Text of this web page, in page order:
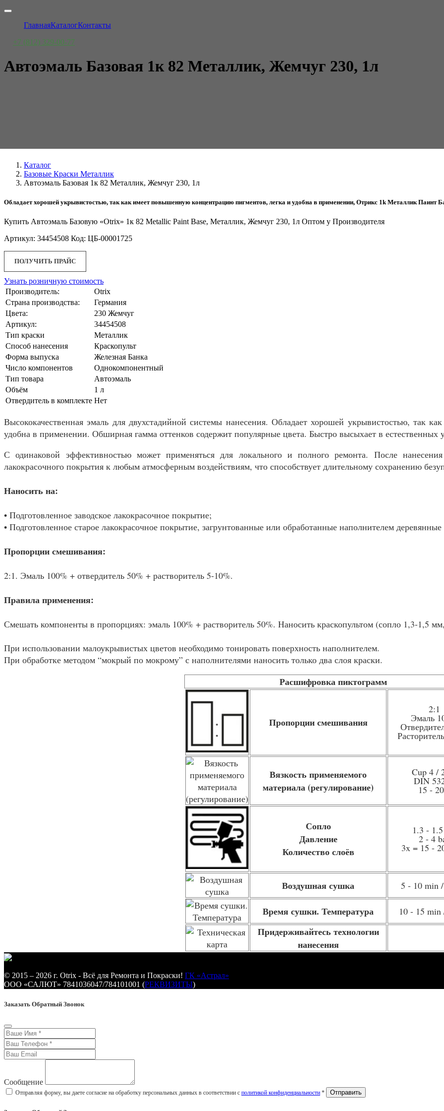
ГлавнаяКаталогКонтакты
+7 (812) 329-00-77
Автоэмаль Базовая 1к 82 Металлик, Жемчуг 230, 1л
Каталог
Базовые Краски Металлик
Автоэмаль Базовая 1к 82 Металлик, Жемчуг 230, 1л
Обладает хорошей укрывистостью, так как имеет повышенную концентрацию пигментов, легка и удобна в применении, Отрикс 1k Металлик Паинт
Купить Автоэмаль Базовую «Otrix» 1к 82 Metallic Paint Base, Металлик, Жемчуг 230, 1л Оптом у Производителя
Артикул: 34454508 Код: ЦБ-00001725
ПОЛУЧИТЬ ПРАЙС
Узнать розничную стоимость
Производитель:
Otrix
Страна производства:
Германия
Цвета:
230 Жемчуг
Артикул:
34454508
Тип краски
Металлик
Способ нанесения
Краскопульт
Форма выпуска
Железная Банка
Число компонентов
Однокомпонентный
Тип товара
Автоэмаль
Объём
1 л
Отвердитель в комплекте Нет
Высококачественная эмаль для двухстадийной системы нанесения. Обладает хорошей укрывистостью, так
удобна в применении. Обширная гамма оттенков содержит популярные цвета. Быстро высыхает в естественных
С одинаковой эффективностью может применяться для локального и полного ремонта. После нанесения
лакокрасочного покрытия к любым атмосферным воздействиям, что способствует длительному сохранению
Наносить на:
• Подготовленное заводское лакокрасочное покрытие;
• Подготовленное старое лакокрасочное покрытие, загрунтованные или обработанные наполнителем
Пропорции смешивания:
2:1. Эмаль 100% + отвердитель 50% + растворитель 5-10%.
Правила применения:
Смешать компоненты в пропорциях: эмаль 100% + растворитель 50%. Наносить краскопультом (сопло 1,3-1,5
При использовании малоукрывистых цветов необходимо тонировать поверхность наполнителем.
При обработке методом “мокрый по мокрому” с наполнителями наносить только два слоя краски.
Расшифровка пиктограмм
Пропорции смешивания
2:1
Эмаль
Вязкость применяемого
материала (регулирование)
Cup 4 /
DIN
15 -
Сопло
Давление
Количество слоёв
1.3 -
2 - 4
3x = 15 -
Воздушная сушка 5 - 10 min
Время сушки. Температура 10 - 15 min
Придерживайтесь технологии
нанесения
© 2015 – 2026 г. Otrix - Всё для Ремонта и Покраски! ГК «Астрал»
ООО «САЛЮТ» 7841036047/784101001 (РЕКВИЗИТЫ)
Заказать Обратный Звонок
Сообщение
Отправляя форму, вы даете согласие на обработку персональных данных в соответствии с политикой конфиденциальности *